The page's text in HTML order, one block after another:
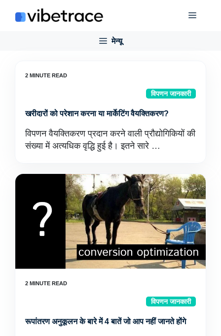
छोड़कर
मेन्यू
मेन्यू
विपणन जानकारी
खरीदारों को परेशान करना या मार्केटिंग वैयक्तिकरण?
विपणन वैयक्तिकरण प्रदान करने वाली प्रौद्योगिकियों की
संख्या में अत्यधिक वृद्धि हुई है। इतने सारे …
विपणन जानकारी
रूपांतरण अनुकूलन के बारे में 4 बातें जो आप नहीं जानते होंगे